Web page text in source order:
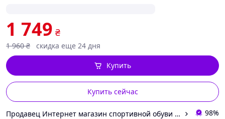
1 749 ₴
1 960 ₴ скидка еще 24 дня
Купить сейчас
Купить
Продавец Интернет магазин спортивной обуви Shoes-Factory 98%